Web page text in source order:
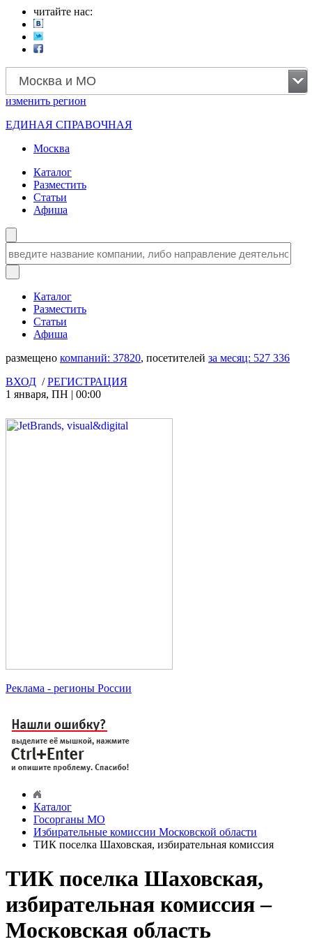
читайте нас:
Москва и МО
изменить регион
ЕДИНАЯ СПРАВОЧНАЯ
Москва
Каталог
Разместить
Статьи
Афиша
Каталог
Разместить
Статьи
Афиша
размещено компаний: 37820, посетителей за месяц: 527 336
ВХОД /РЕГИСТРАЦИЯ
1 января, ПН | 00:00
Реклама - регионы России
Каталог
Госорганы МО
Избирательные комиссии Московской области
ТИК поселка Шаховская, избирательная комиссия
ТИК поселка Шаховская,
избирательная комиссия –
Московская область